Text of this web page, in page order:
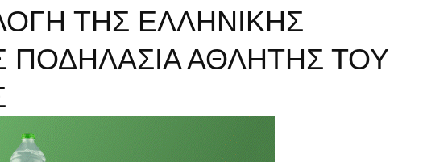
ΤΗΣ ΕΛΛΗΝΙΚΗΣ
ΑΘΛΗΤΗΣ ΤΟΥ